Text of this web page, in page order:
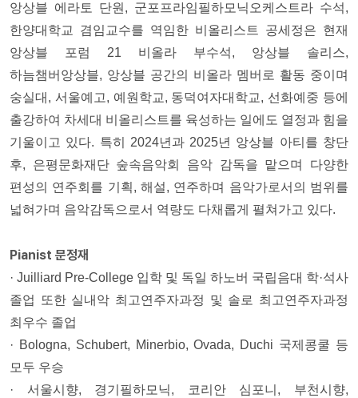
앙상블 에라토 단원, 군포프라임필하모닉오케스트라 수석,
한양대학교 겸임교수를 역임한 비올리스트 공세정은 현재
앙상블 포럼 21 비올라 부수석, 앙상블 솔리스,
하늠챔버앙상블, 앙상블 공간의 비올라 멤버로 활동 중이며
숭실대, 서울예고, 예원학교, 동덕여자대학교, 선화예중 등에
출강하여 차세대 비올리스트를 육성하는 일에도 열정과 힘을
기울이고 있다. 특히 2024년과 2025년 앙상블 아티를 창단
후, 은평문화재단 숲속음악회 음악 감독을 맡으며 다양한
편성의 연주회를 기획, 해설, 연주하며 음악가로서의 범위를
넓혀가며 음악감독으로서 역량도 다채롭게 펼쳐가고 있다.
Pianist 문정재
· Juilliard Pre-College 입학 및 독일 하노버 국립음대 학·석사
졸업 또한 실내악 최고연주자과정 및 솔로 최고연주자과정
최우수 졸업
· Bologna, Schubert, Minerbio, Ovada, Duchi 국제콩쿨 등
모두 우승
· 서울시향, 경기필하모닉, 코리안 심포니, 부천시향,